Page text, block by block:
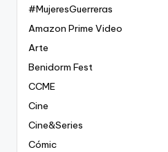
#MujeresGuerreras
Amazon Prime Video
Arte
Benidorm Fest
CCME
Cine
Cine&Series
Cómic